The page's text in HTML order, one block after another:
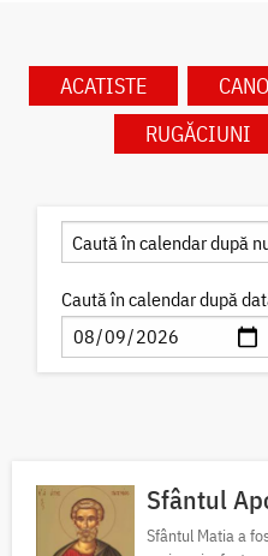
ACATISTE
RUGĂCIUNI
Caută în calendar după
Sfântul
Sfântul Matia a